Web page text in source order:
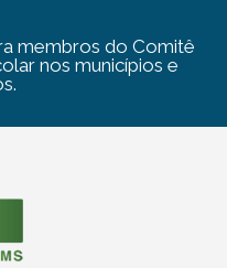
membros do Comitê
nos municípios e